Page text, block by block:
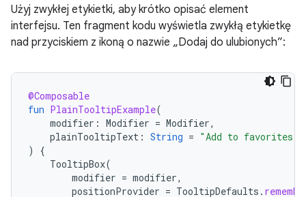
Użyj zwykłej etykietki, aby krótko opisać element
interfejsu. Ten fragment kodu wyświetla zwykłą etykietkę
nad przyciskiem z ikoną o nazwie „Dodaj do ulubionych”:
@Composable
fun PlainTooltipExample(
modifier : Modifier = Modifier,
plainTooltipText : String = "Add to favorites"
)
{
TooltipBox(
modifier = modifier,
positionProvider = TooltipDefaults .